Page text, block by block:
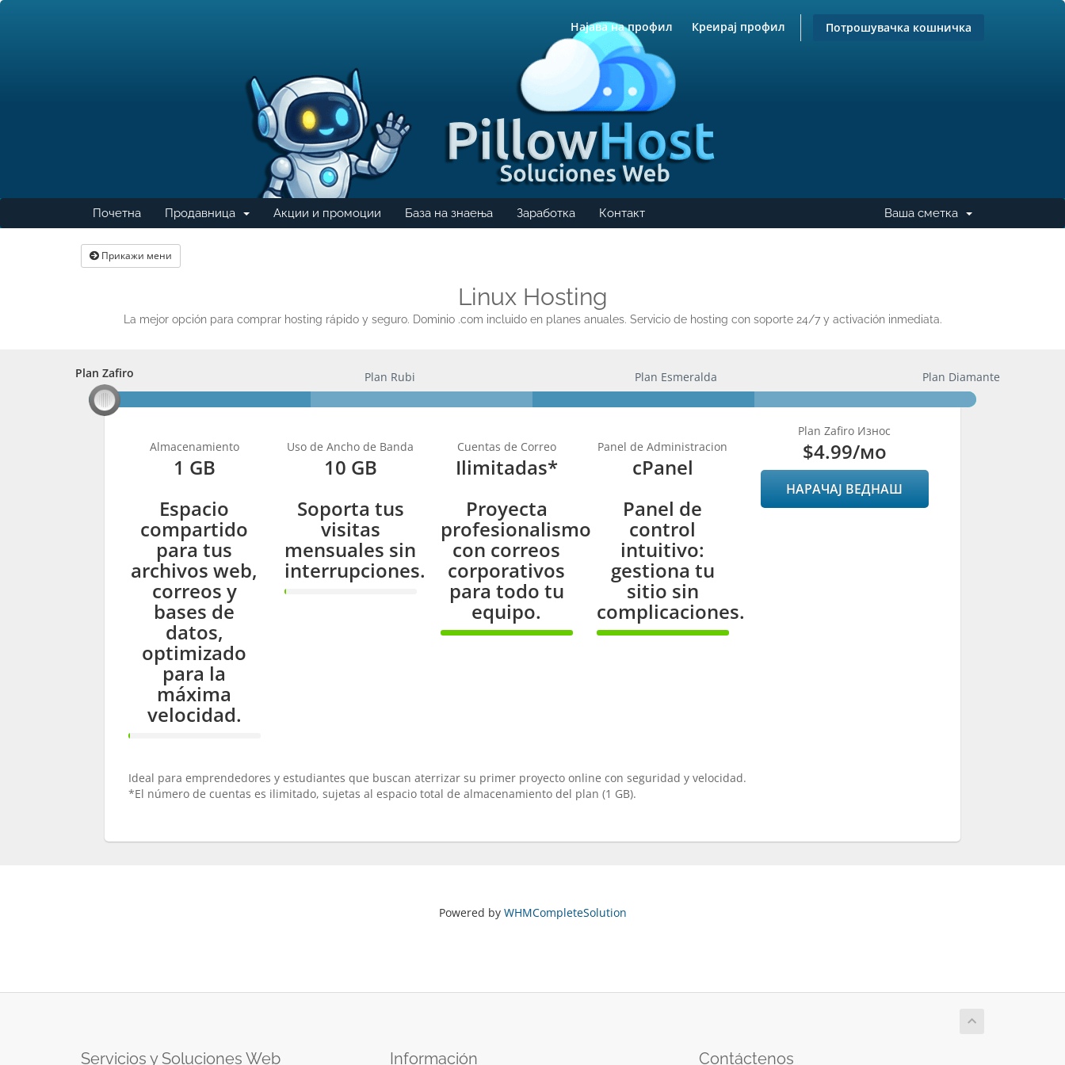
Најава на профил Креирај профил Потрошувачка кошничка
Почетна Продавница
Desplegar
Акции и промоции База на знаења Заработка Контакт Ваша сметка
Прикажи мени
Linux Hosting
La mejor opción para comprar hosting rápido y seguro. Dominio .com incluido en planes anuales. Servicio de hosting con soporte 24/7 y activación inmediata.
Plan Zafiro
Plan Zafiro Plan Rubi Plan Esmeralda Plan Diamante
Almacenamiento
1 GB
Espacio
compartido
para tus
archivos web,
correos y
bases de
datos,
optimizado
para la
máxima
velocidad.
1%
Uso de Ancho de Banda
10 GB
Soporta tus
visitas
mensuales sin
interrupciones.
1%
Cuentas de Correo
Ilimitadas*
Proyecta
profesionalismo
con correos
corporativos
para todo tu
equipo.
100%
Panel de Administracion
cPanel
Panel de
control
intuitivo:
gestiona tu
sitio sin
complicaciones.
100%
Plan Zafiro Износ
$4.99/мо
НАРАЧАЈ ВЕДНАШ
Ideal para emprendedores y estudiantes que buscan aterrizar su primer proyecto online con seguridad y velocidad.
*El número de cuentas es ilimitado, sujetas al espacio total de almacenamiento del plan (1 GB).
Powered by WHMCompleteSolution
Servicios y Soluciones Web Información Contáctenos